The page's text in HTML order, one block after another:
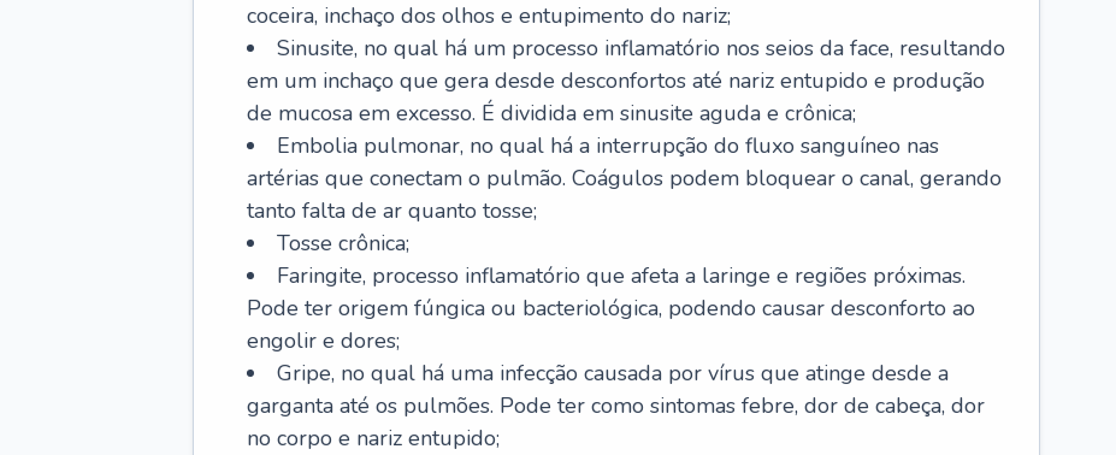
coceira, inchaço dos olhos e entupimento do nariz;
Sinusite, no qual há um processo inflamatório nos seios da face, resultando
em um inchaço que gera desde desconfortos até nariz entupido e produção
de mucosa em excesso. É dividida em sinusite aguda e crônica;
Embolia pulmonar, no qual há a interrupção do fluxo sanguíneo nas
artérias que conectam o pulmão. Coágulos podem bloquear o canal, gerando
tanto falta de ar quanto tosse;
Tosse crônica;
Faringite, processo inflamatório que afeta a laringe e regiões próximas.
Pode ter origem fúngica ou bacteriológica, podendo causar desconforto ao
engolir e dores;
Gripe, no qual há uma infecção causada por vírus que atinge desde a
garganta até os pulmões. Pode ter como sintomas febre, dor de cabeça, dor
no corpo e nariz entupido;